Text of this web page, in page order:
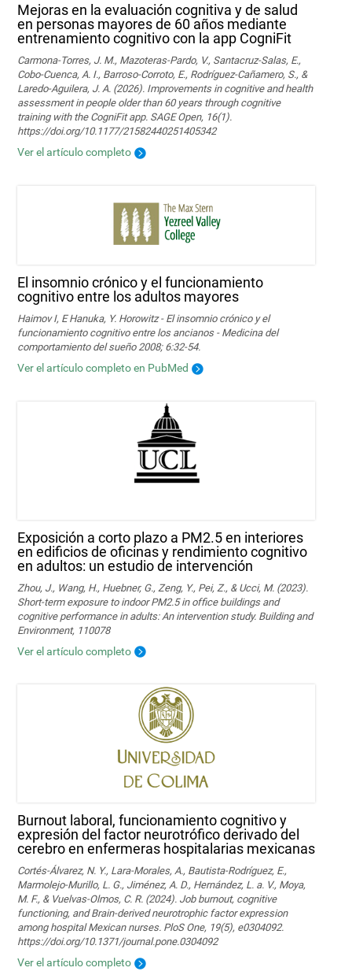
Mejoras en la evaluación cognitiva y de salud
en personas mayores de 60 años mediante
entrenamiento cognitivo con la app CogniFit
Carmona-Torres, J. M., Mazoteras-Pardo, V., Santacruz-Salas, E.,
Cobo-Cuenca, A. I., Barroso-Corroto, E., Rodríguez-Cañamero, S., &
Laredo-Aguilera, J. A. (2026). Improvements in cognitive and health
assessment in people older than 60 years through cognitive
training with the CogniFit app. SAGE Open, 16(1).
https://doi.org/10.1177/21582440251405342
Ver el artículo completo
El insomnio crónico y el funcionamiento
cognitivo entre los adultos mayores
Haimov I, E Hanuka, Y. Horowitz - El insomnio crónico y el
funcionamiento cognitivo entre los ancianos - Medicina del
comportamiento del sueño 2008; 6:32-54.
Ver el artículo completo en PubMed
Exposición a corto plazo a PM2.5 en interiores
en edificios de oficinas y rendimiento cognitivo
en adultos: un estudio de intervención
Zhou, J., Wang, H., Huebner, G., Zeng, Y., Pei, Z., & Ucci, M. (2023).
Short-term exposure to indoor PM2.5 in office buildings and
cognitive performance in adults: An intervention study. Building and
Environment, 110078
Ver el artículo completo
Burnout laboral, funcionamiento cognitivo y
expresión del factor neurotrófico derivado del
cerebro en enfermeras hospitalarias mexicanas
Cortés-Álvarez, N. Y., Lara-Morales, A., Bautista-Rodríguez, E.,
Marmolejo-Murillo, L. G., Jiménez, A. D., Hernández, L. a. V., Moya,
M. F., & Vuelvas-Olmos, C. R. (2024). Job burnout, cognitive
functioning, and Brain-derived neurotrophic factor expression
among hospital Mexican nurses. PloS One, 19(5), e0304092.
https://doi.org/10.1371/journal.pone.0304092
Ver el artículo completo